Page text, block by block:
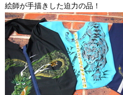
絵師が手描きした迫力の品！